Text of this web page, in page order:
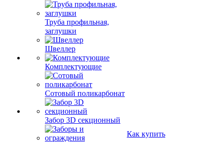
Труба профильная,
заглушки
Швеллер
Комплектующие
Сотовый поликарбонат
Забор 3D секционный
Как купить